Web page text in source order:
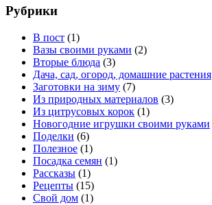
Рубрики
В пост (1)
Вазы своими руками (2)
Вторые блюда (3)
Дача, сад, огород, домашние растения
Заготовки на зиму (7)
Из природных материалов (3)
Из цитрусовых корок (1)
Новогодние игрушки своими руками
Поделки (6)
Полезное (1)
Посадка семян (1)
Рассказы (1)
Рецепты (15)
Свой дом (1)